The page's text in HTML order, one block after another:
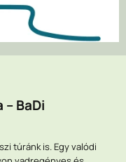
BaDi
túránk is. Egy valódi